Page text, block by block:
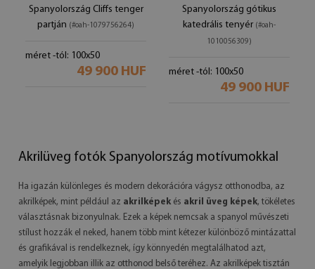
Spanyolország Cliffs tenger
partján (#oah-1079756264)
méret -tól: 100x50
49 900 HUF
Spanyolország gótikus
katedrális tenyér (#oah-
1010056309)
méret -tól: 100x50
49 900 HUF
Akrilüveg fotók Spanyolország motívumokkal
Ha igazán különleges és modern dekorációra vágysz otthonodba, az
akrilképek, mint például az akrilképek és akril üveg képek, tökéletes
választásnak bizonyulnak. Ezek a képek nemcsak a spanyol művészeti
stílust hozzák el neked, hanem több mint kétezer különböző mintázattal
és grafikával is rendelkeznek, így könnyedén megtalálhatod azt,
amelyik legjobban illik az otthonod belső teréhez. Az akrilképek tisztán